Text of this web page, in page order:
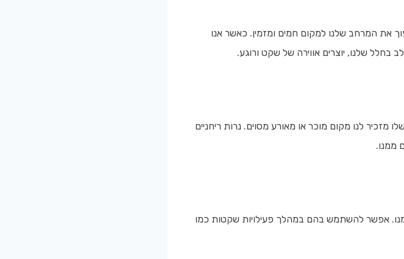
את המרחב שלנו למקום חמים ומזמין. כאשר אנו
בחלל שלנו, יוצרים אווירה של שקט ורוגע.
מזכיר לנו מקום מוכר או מאורע מסוים. נרות ריחניים
ממנו.
אפשר להשתמש בהם במהלך פעילויות שקטות כמו